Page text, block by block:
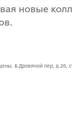
новые
Б.Дровяной пер, д.20,